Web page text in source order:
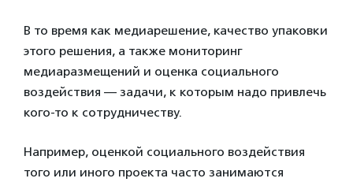
В то время как медиарешение, качество упаковки
этого решения, а также мониторинг
медиаразмещений и оценка социального
воздействия — задачи, к которым надо привлечь
кого-то к сотрудничеству.
Например, оценкой социального воздействия
того или иного проекта часто занимаются